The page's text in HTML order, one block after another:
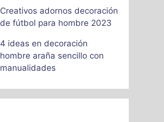
Creativos adornos decoración
de fútbol para hombre 2023
4 ideas en decoración
hombre araña sencillo con
manualidades